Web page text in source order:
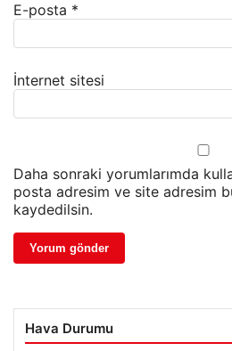
E-posta *
İnternet sitesi
Daha sonraki yorumlarımda
posta adresim ve site adresim
kaydedilsin.
Hava Durumu